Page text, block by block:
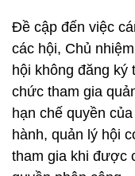
Đề cập đến việc
các hội, Chủ
hội không đăng ký
chức tham gia
hạn chế quyền
hành, quản lý hội
tham gia khi được